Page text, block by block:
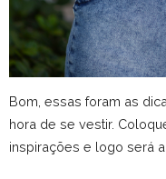
Bom, essas foram as
hora de se vestir.
inspirações e logo será